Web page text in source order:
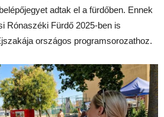
adtak el a fürdőben. Ennek
Rónaszéki Fürdő 2025-ben is
országos programsorozathoz.